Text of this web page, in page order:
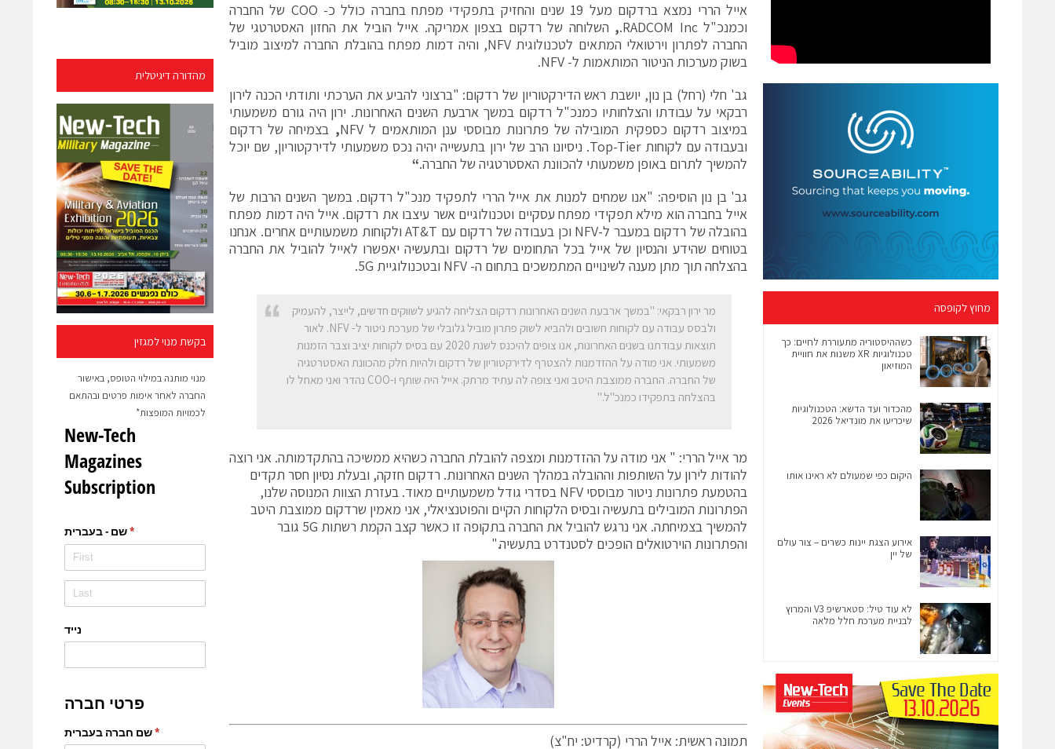
מהדורה דיגיטלית
בקשת מנוי למגזין
מנוי מותנה במילוי הטופס, באישור
החברה לאחר אימות פרטים ובהתאם
לכמויות המופצות*
אייל הררי נמצא ברדקום מעל 19 שנים והחזיק בתפקידי מפתח בחברה כולל כ- COO של החברה
וכמנכ"ל RADCOM Inc.
, השלוחה של רדקום בצפון אמריקה. אייל הוביל את החזון האסטרטגי של
החברה לפתרון וירטואלי המתאים לטכנולוגית NFV, והיה דמות מפתח בהובלת החברה למיצוב מוביל
בשוק מערכות הניטור המותאמות ל- NFV.
גב' חלי (רחל) בן נון, יושבת ראש הדירקטוריון של רדקום: "ברצוני להביע את הערכתי ותודתי הכנה לירון
רבקאי על עבודתו והצלחותיו כמנכ"ל רדקום במשך ארבעת השנים האחרונות. ירון היה גורם משמעותי
במיצוב רדקום כספקית המובילה של פתרונות מבוססי ענן המותאמים ל NFV
, בצמיחה של רדקום
ובעבודה עם לקוחות Top-Tier. ניסיונו הרב של ירון בתעשייה יהיה נכס משמעותי לדירקטוריון, שם יוכל
להמשיך לתרום באופן משמעותי להכוונת האסטרטגיה של החברה.“
גב' בן נון הוסיפה: "אנו שמחים למנות את אייל הררי לתפקיד מנכ"ל רדקום. במשך השנים הרבות של
אייל בחברה הוא מילא תפקידי מפתח עסקיים וטכנולוגיים אשר עיצבו את רדקום. אייל היה דמות מפתח
בהובלה של רדקום במעבר ל-NFV וכן בעבודה של רדקום עם AT&T ולקוחות משמעותיים אחרים. אנחנו
בטוחים שהידע והנסיון של אייל בכל התחומים של רדקום ובתעשיה יאפשרו לאייל להוביל את החברה
בהצלחה תוך מתן מענה לשינויים המתמשכים בתחום ה- NFV ובטכנולוגיית 5G.
מר ירון רבקאי: "במשך ארבעת השנים האחרונות רדקום הצליחה להגיע לשווקים חדשים, לייצר, להעמיק
ולבסס עבודה עם לקוחות חשובים ולהביא לשוק פתרון מוביל גלובלי של מערכת ניטור ל- NFV. לאור
תוצאות עבודתנו בשנים האחרונות, אנו צופים להיכנס לשנת 2020 עם בסיס לקוחות יציב וצבר הזמנות
משמעותי. אני מודה על ההזדמנות להצטרף לדירקטוריון של רדקום ולהיות חלק מהכוונת האסטרטגיה
של החברה. החברה ממוצבת היטב ואני צופה לה עתיד מרתק. אייל היה שותף ו-COO נהדר ואני מאחל לו
בהצלחה בתפקידו כמנכ"ל."
מר אייל הררי: " אני מודה על ההזדמנות ומצפה להובלת החברה כשהיא ממשיכה בהתקדמותה. אני רוצה
להודות לירון על השותפות וההובלה במהלך השנים האחרונות. רדקום חזקה, ובעלת נסיון חסר תקדים
בהטמעת פתרונות ניטור מבוססי NFV בסדרי גודל משמעותיים מאוד. בעזרת הצוות המנוסה שלנו,
הפתרונות המובילים בתעשיה ובסיס הלקוחות הקיים והפוטנציאלי, אני מאמין שרדקום ממוצבת היטב
להמשיך בצמיחתה. אני נרגש להוביל את החברה בתקופה זו כאשר קצב הקמת רשתות 5G גובר
והפתרונות הוירטואלים הופכים לסטנדרט בתעשיה."
תמונה ראשית: אייל הררי (קרדיט: יח"צ)
מחוץ לקופסה
כשההיסטוריה מתעוררת לחיים: כך
טכנולוגיות XR משנות את חוויית
המוזיאון
מהכדור ועד הדשא: הטכנולוגיות
שיכריעו את מונדיאל 2026
היקום כפי שמעולם לא ראינו אותו
אירוע הצגת יינות כשרים – צור עולם
של יין
לא עוד טיל: סטארשיפ V3 והמרוץ
לבניית מערכת חלל מלאה